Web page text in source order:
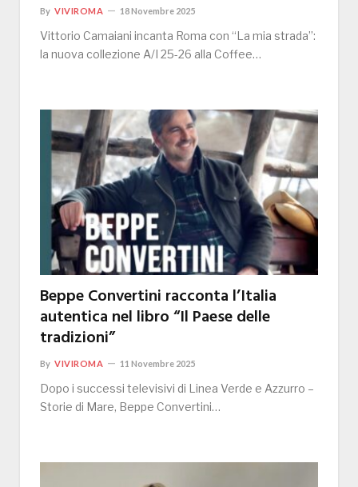
By VIVIROMA 18 Novembre 2025
Vittorio Camaiani incanta Roma con “La mia strada”:
la nuova collezione A/I 25-26 alla Coffee…
Beppe Convertini racconta l’Italia
autentica nel libro “Il Paese delle
tradizioni”
By VIVIROMA 11 Novembre 2025
Dopo i successi televisivi di Linea Verde e Azzurro –
Storie di Mare, Beppe Convertini…